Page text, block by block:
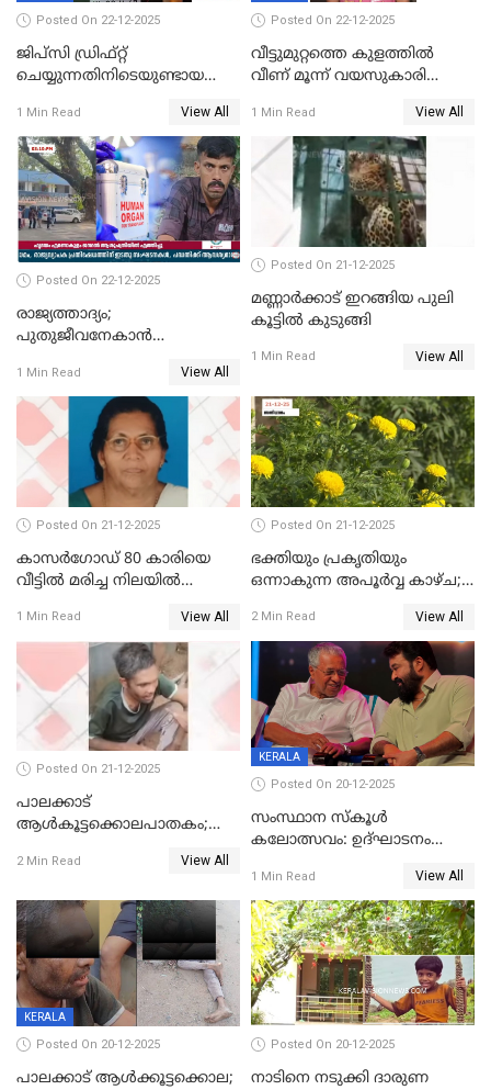
Posted On 22-12-2025
ജിപ്സി ഡ്രിഫ്റ്റ്
ചെയ്യുന്നതിനിടെയുണ്ടായ
ദാരുണാന്ത്യം; ജീപ്സി
ഓടിച്ചയാൾ അറസ്റ്റിൽ.
1 Min Read View All
Posted On 22-12-2025
വീട്ടുമുറ്റത്തെ കുളത്തിൽ
വീണ് മൂന്ന് വയസുകാരി
1 Min Read View All
Posted On 22-12-2025
രാജ്യത്താദ്യം;
പുതുജീവനേകാൻ
എറണാകുളം സർക്കാർ
ജനറൽ
ആശുപത്രിയിലെത്തിച്ചു
1 Min Read View All
Posted On 21-12-2025
മണ്ണാർക്കാട് ഇറങ്ങിയ പുലി
കൂട്ടിൽ കുടുങ്ങി
1 Min Read View All
Posted On 21-12-2025
കാസർഗോഡ് 80 കാരിയെ
വീട്ടിൽ മരിച്ച നിലയിൽ
1 Min Read View All
Posted On 21-12-2025
ഭക്തിയും പ്രകൃതിയും
ഒന്നാകുന്ന അപൂര്‍വ്വ കാഴ്ച;
കാഴ്ചാനുഭവമൊരുക്കി
ശബരീ നന്ദനം
2 Min Read View All
Posted On 21-12-2025
പാലക്കാട്‌
ആൾകൂട്ടക്കൊലപാതകം;
ഊർജ്ജിതമാക്കിമാക്കി
2 Min Read View All
KERALA
Posted On 20-12-2025
സംസ്ഥാന സ്കൂൾ
കലോത്സവം: ഉദ്ഘാടനം
മുഖ്യാതിഥിയായി
മോഹൻലാൽ
1 Min Read View All
KERALA
Posted On 20-12-2025
പാലക്കാട് ആൾക്കൂട്ടക്കൊല;
Posted On 20-12-2025
നാടിനെ നടുക്കി ദാരുണ